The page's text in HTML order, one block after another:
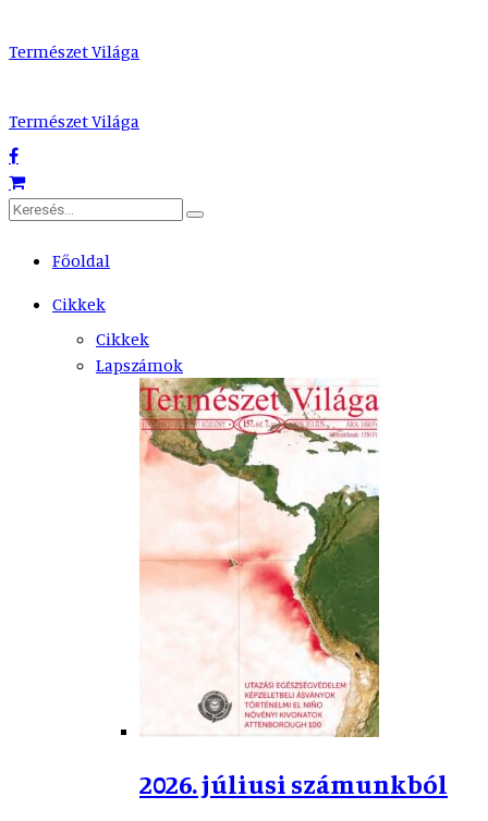
Természet Világa
Természet Világa
Főoldal
Cikkek
Cikkek
Lapszámok
2026. júliusi számunkból